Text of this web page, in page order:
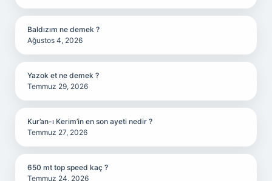
Baldızım ne demek ?
Ağustos 4, 2026
Yazok et ne demek ?
Temmuz 29, 2026
Kur’an-ı Kerim’in en son ayeti nedir ?
Temmuz 27, 2026
650 mt top speed kaç ?
Temmuz 24, 2026